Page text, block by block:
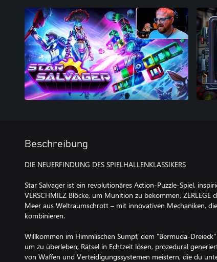
Beschreibung
DIE NEUERFINDUNG DES SPIELHALLENKLASSIKERS
Star Salvager ist ein revolutionäres Action-Puzzle-Spiel,
VERSCHMILZ Blöcke, um Munition zu bekommen, ZERLEGE
Meer aus Weltraumschrott – mit innovativen Mechaniken,
kombinieren.
Willkommen im Himmlischen Sumpf, dem "Bermuda-
um zu überleben, Rätsel in Echtzeit lösen, prozedural
von Waffen und Verteidigungssystemen meistern, die du